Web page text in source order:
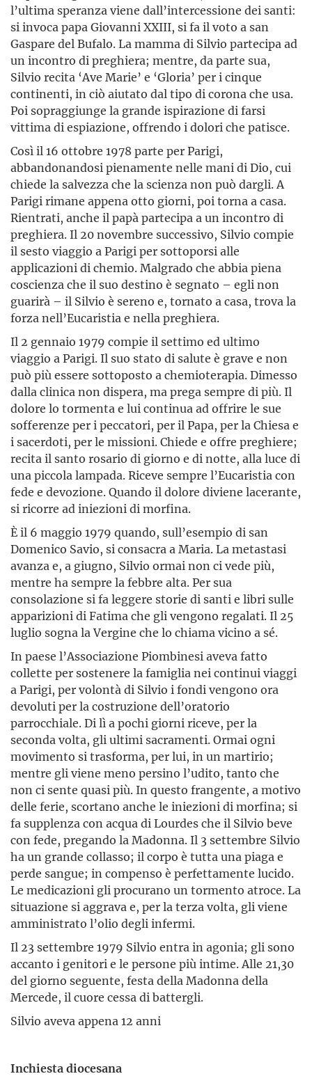
l’ultima speranza viene dall’intercessione dei santi:
si invoca papa Giovanni XXIII, si fa il voto a san
Gaspare del Bufalo. La mamma di Silvio partecipa ad
un incontro di preghiera; mentre, da parte sua,
Silvio recita ‘Ave Marie’ e ‘Gloria’ per i cinque
continenti, in ciò aiutato dal tipo di corona che usa.
Poi sopraggiunge la grande ispirazione di farsi
vittima di espiazione, offrendo i dolori che patisce.
Così il 16 ottobre 1978 parte per Parigi,
abbandonandosi pienamente nelle mani di Dio, cui
chiede la salvezza che la scienza non può dargli. A
Parigi rimane appena otto giorni, poi torna a casa.
Rientrati, anche il papà partecipa a un incontro di
preghiera. Il 20 novembre successivo, Silvio compie
il sesto viaggio a Parigi per sottoporsi alle
applicazioni di chemio. Malgrado che abbia piena
coscienza che il suo destino è segnato – egli non
guarirà – il Silvio è sereno e, tornato a casa, trova la
forza nell’Eucaristia e nella preghiera.
Il 2 gennaio 1979 compie il settimo ed ultimo
viaggio a Parigi. Il suo stato di salute è grave e non
può più essere sottoposto a chemioterapia. Dimesso
dalla clinica non dispera, ma prega sempre di più. Il
dolore lo tormenta e lui continua ad offrire le sue
sofferenze per i peccatori, per il Papa, per la Chiesa e
i sacerdoti, per le missioni. Chiede e offre preghiere;
recita il santo rosario di giorno e di notte, alla luce di
una piccola lampada. Riceve sempre l’Eucaristia con
fede e devozione. Quando il dolore diviene lacerante,
si ricorre ad iniezioni di morfina.
È il 6 maggio 1979 quando, sull’esempio di san
Domenico Savio, si consacra a Maria. La metastasi
avanza e, a giugno, Silvio ormai non ci vede più,
mentre ha sempre la febbre alta. Per sua
consolazione si fa leggere storie di santi e libri sulle
apparizioni di Fatima che gli vengono regalati. Il 25
luglio sogna la Vergine che lo chiama vicino a sé.
In paese l’Associazione Piombinesi aveva fatto
collette per sostenere la famiglia nei continui viaggi
a Parigi, per volontà di Silvio i fondi vengono ora
devoluti per la costruzione dell’oratorio
parrocchiale. Di lì a pochi giorni riceve, per la
seconda volta, gli ultimi sacramenti. Ormai ogni
movimento si trasforma, per lui, in un martirio;
mentre gli viene meno persino l’udito, tanto che
non ci sente quasi più. In questo frangente, a motivo
delle ferie, scortano anche le iniezioni di morfina; si
fa supplenza con acqua di Lourdes che il Silvio beve
con fede, pregando la Madonna. Il 3 settembre Silvio
ha un grande collasso; il corpo è tutta una piaga e
perde sangue; in compenso è perfettamente lucido.
Le medicazioni gli procurano un tormento atroce. La
situazione si aggrava e, per la terza volta, gli viene
amministrato l’olio degli infermi.
Il 23 settembre 1979 Silvio entra in agonia; gli sono
accanto i genitori e le persone più intime. Alle 21,30
del giorno seguente, festa della Madonna della
Mercede, il cuore cessa di battergli.
Silvio aveva appena 12 anni
Inchiesta diocesana